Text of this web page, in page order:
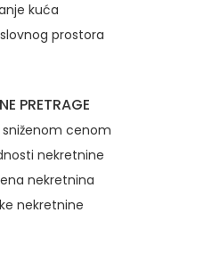
kuća
prostora
PRETRAGE
cenom
nekretnine
nekretnina
nekretnine